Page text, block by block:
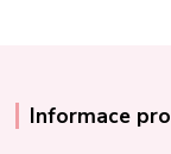
Informace